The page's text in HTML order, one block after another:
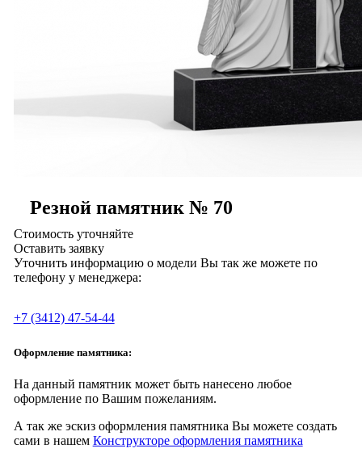
Резной памятник № 70
Стоимость уточняйте
Оставить заявку
Уточнить информацию о модели Вы так же можете по
телефону у менеджера:
+7 (3412) 47-54-44
Оформление памятника:
На данный памятник может быть нанесено любое
оформление по Вашим пожеланиям.
А так же эскиз оформления памятника Вы можете создать
сами в нашем Конструкторе оформления памятника